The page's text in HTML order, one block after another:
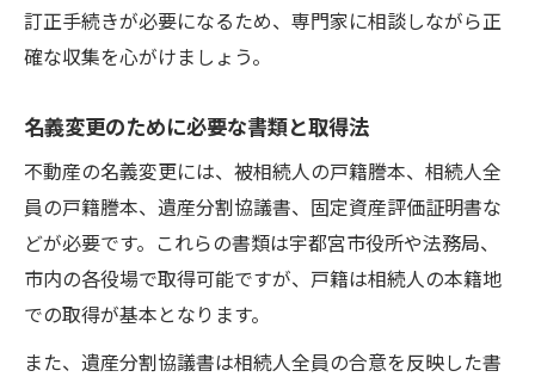
訂正手続きが必要になるため、専門家に相談しながら正
確な収集を心がけましょう。
名義変更のために必要な書類と取得法
不動産の名義変更には、被相続人の戸籍謄本、相続人全
員の戸籍謄本、遺産分割協議書、固定資産評価証明書な
どが必要です。これらの書類は宇都宮市役所や法務局、
市内の各役場で取得可能ですが、戸籍は相続人の本籍地
での取得が基本となります。
また、遺産分割協議書は相続人全員の合意を反映した書